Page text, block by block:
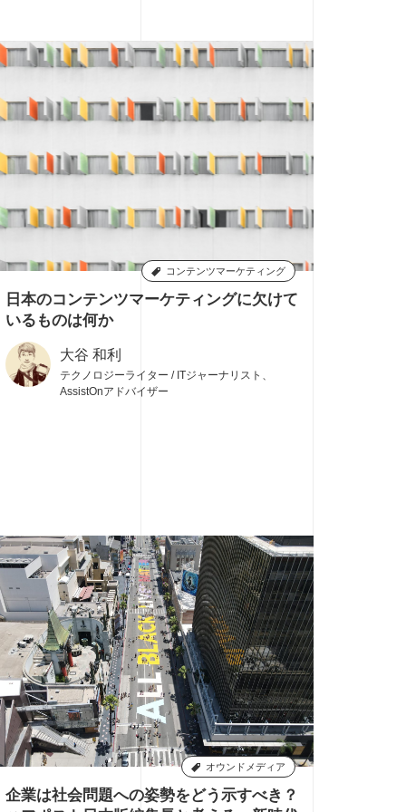
コンテンツマーケティング
日本のコンテンツマーケティングに欠けて
いるものは何か
大谷 和利
テクノロジーライター / ITジャーナリスト、
AssistOnアドバイザー
オウンドメディア
企業は社会問題への姿勢をどう示すべき？